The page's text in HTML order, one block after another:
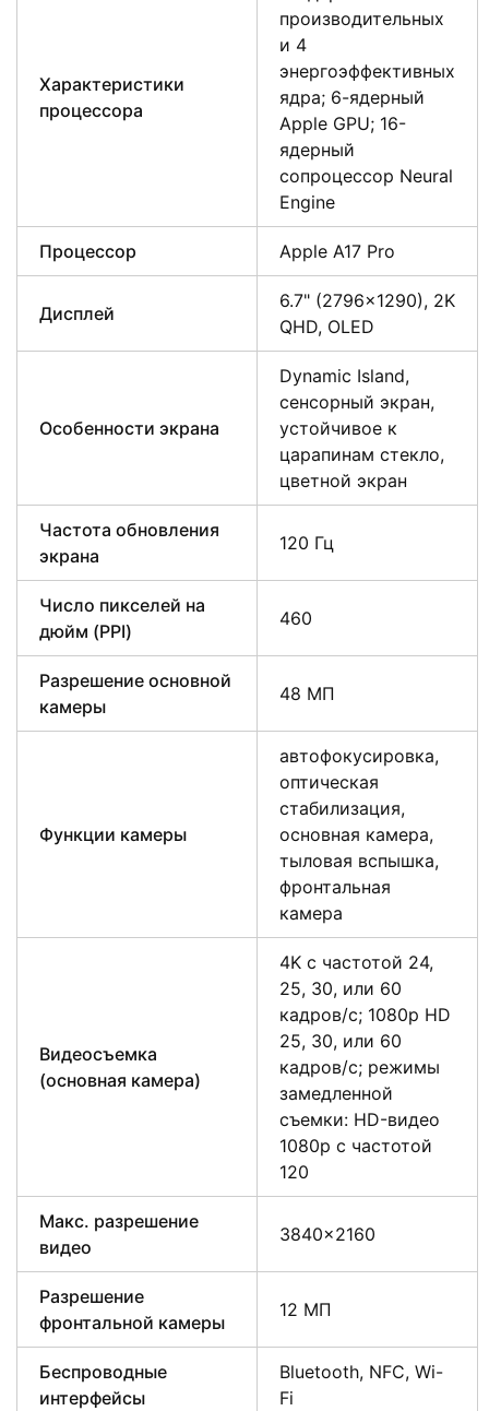
Характеристики
процессора
производительных
и 4
энергоэффективных
ядра; 6-ядерный
Apple GPU; 16-
ядерный
сопроцессор Neural
Engine
Процессор Apple A17 Pro
Дисплей
6.7" (2796×1290), 2K
QHD, OLED
Особенности экрана
Dynamic Island,
сенсорный экран,
устойчивое к
царапинам стекло,
цветной экран
Частота обновления
экрана
120 Гц
Число пикселей на
дюйм (PPI)
460
Разрешение основной
камеры
48 МП
Функции камеры
автофокусировка,
оптическая
стабилизация,
основная камера,
тыловая вспышка,
фронтальная
камера
Видеосъемка
(основная камера)
4K с частотой 24,
25, 30, или 60
кадров/с; 1080p HD
25, 30, или 60
кадров/с; режимы
замедленной
съемки: HD-видео
1080р c частотой
120
Макс. разрешение
видео
3840×2160
Разрешение
фронтальной камеры
12 МП
Беспроводные
интерфейсы
Bluetooth, NFC, Wi-
Fi